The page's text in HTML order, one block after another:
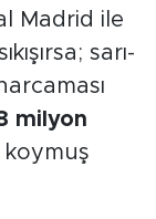
Madrid ile
sarı-
milyon
koymuş